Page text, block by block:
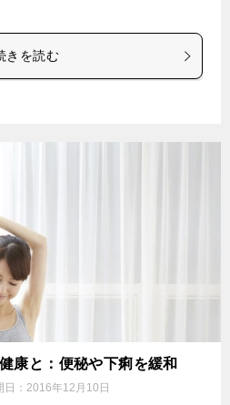
きを読む
康と：便秘や下痢を緩和
日： 2016年12月10日